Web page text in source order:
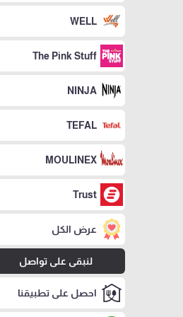
WELL
The Pink Stuff
NINJA
TEFAL
MOULINEX
Trust
عرض الكل
لنبقى على تواصل
احصل على تطبيقنا